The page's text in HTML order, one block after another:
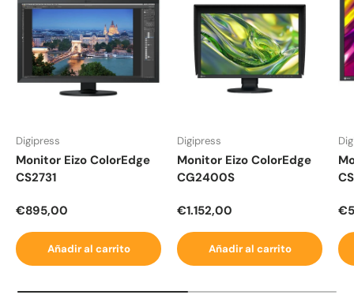
Digipress
Monitor Eizo ColorEdge
CS2731
Precio normal
€895,00
Añadir al carrito
Digipress
Monitor Eizo ColorEdge
CG2400S
Precio normal
€1.152,00
Añadir al carrito